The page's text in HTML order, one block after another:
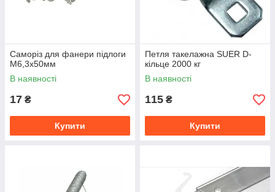
Саморіз для фанери підлоги
М6,3x50мм
В наявності
17 ₴
Купити
Петля такелажна SUER D-
кільце 2000 кг
В наявності
115 ₴
Купити